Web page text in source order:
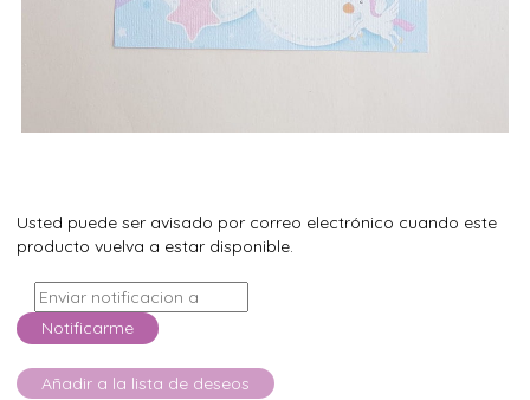
Usted puede ser avisado por correo electrónico cuando este
producto vuelva a estar disponible.
Notificarme
Añadir a la lista de deseos